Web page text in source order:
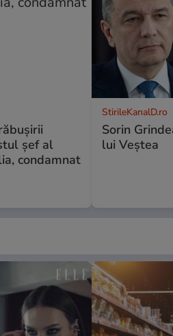
șef al
condamnat
StirileKanalD.ro
Sorin
lui Veștea